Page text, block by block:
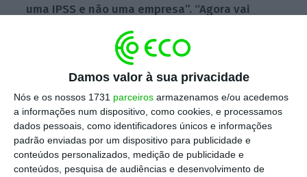
Damos valor à sua privacidade
Nós e os nossos 1731 parceiros armazenamos e/ou acedemos
a informações num dispositivo, como cookies, e processamos
dados pessoais, como identificadores únicos e informações
padrão enviadas por um dispositivo para publicidade e
conteúdos personalizados, medição de publicidade e
conteúdos, pesquisa de audiências e desenvolvimento de
uma IPSS e não uma empresa”. “Agora vai
sujeitar-se a IRC apenas porque pode criar um
proveito diferido que transforma as contas
estruturalmente negativas em contas
conjunturalmente positivas” , sublinhas. Em
causa está o pedido da instituição liderada
por Tomás Correia para deixar de ficar isenta
de IRC, tal como avançou o ECO em primeira
mão. O objetivo último desta iniciativa era